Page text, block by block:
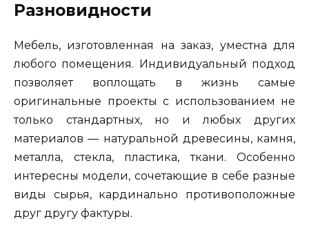
Разновидности
Мебель, изготовленная на заказ, уместна для
любого помещения. Индивидуальный подход
позволяет воплощать в жизнь самые
оригинальные проекты с использованием не
только стандартных, но и любых других
материалов — натуральной древесины, камня,
металла, стекла, пластика, ткани. Особенно
интересны модели, сочетающие в себе разные
виды сырья, кардинально противоположные
друг другу фактуры.